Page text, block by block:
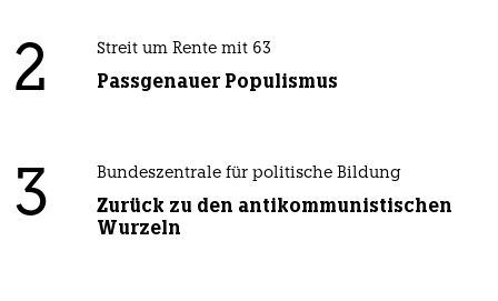
2 Streit um Rente mit 63
Passgenauer Populismus
3 Bundeszentrale für politische Bildung
Zurück zu den antikommunistischen
Wurzeln